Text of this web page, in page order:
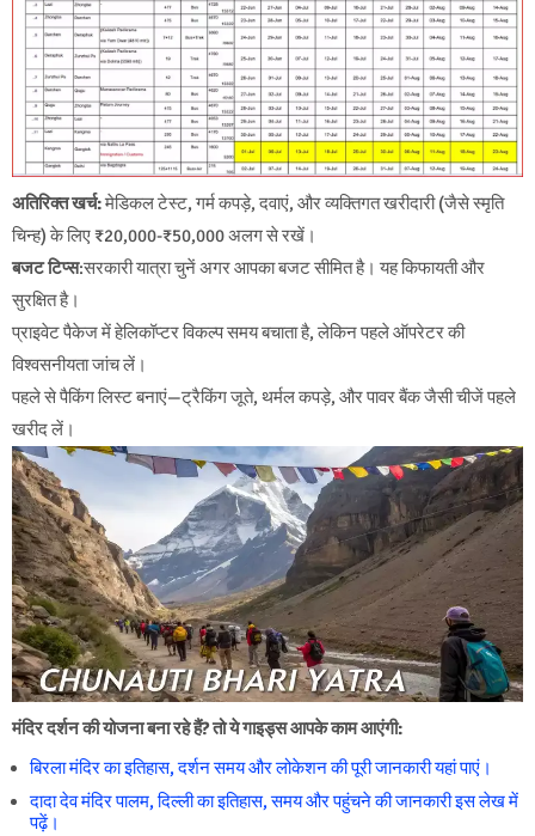
अतिरिक्त खर्च:मेडिकल टेस्ट, गर्म कपड़े, दवाएं, और व्यक्तिगत खरीदारी (जैसे स्मृति
चिन्ह) के लिए ₹20,000-₹50,000 अलग से रखें।
बजट टिप्स:सरकारी यात्रा चुनें अगर आपका बजट सीमित है। यह किफायती और
सुरक्षित है।
प्राइवेट पैकेज में हेलिकॉप्टर विकल्प समय बचाता है, लेकिन पहले ऑपरेटर की
विश्वसनीयता जांच लें।
पहले से पैकिंग लिस्ट बनाएं—ट्रैकिंग जूते, थर्मल कपड़े, और पावर बैंक जैसी चीजें पहले
खरीद लें।
मंदिर दर्शन की योजना बना रहे हैं? तो ये गाइड्स आपके काम आएंगी:
बिरला मंदिर का इतिहास, दर्शन समय और लोकेशन की पूरी जानकारी यहां पाएं।
दादा देव मंदिर पालम, दिल्ली का इतिहास, समय और पहुंचने की जानकारी इस लेख में
पढ़ें।